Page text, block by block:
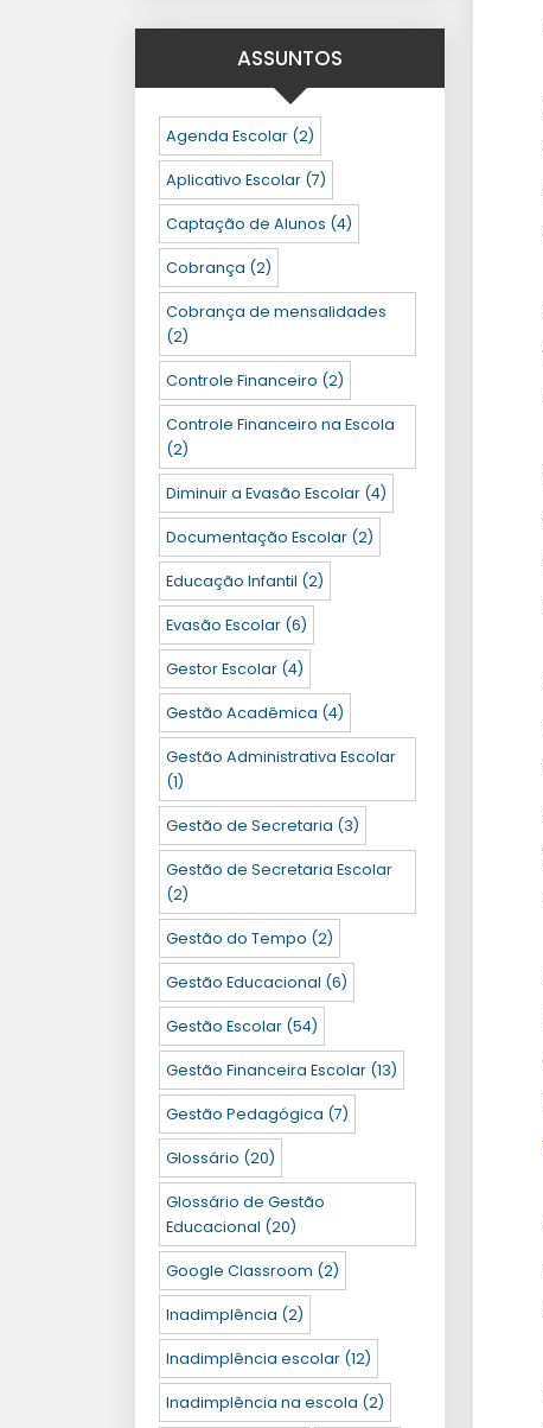
ASSUNTOS
Agenda Escolar (2)
Aplicativo Escolar (7)
Captação de Alunos (4)
Cobrança (2)
Cobrança de mensalidades
(2)
Controle Financeiro (2)
Controle Financeiro na Escola
(2)
Diminuir a Evasão Escolar (4)
Documentação Escolar (2)
Educação Infantil (2)
Evasão Escolar (6)
Gestor Escolar (4)
Gestão Acadêmica (4)
Gestão Administrativa Escolar
(1)
Gestão de Secretaria (3)
Gestão de Secretaria Escolar
(2)
Gestão do Tempo (2)
Gestão Educacional (6)
Gestão Escolar (54)
Gestão Financeira Escolar (13)
Gestão Pedagógica (7)
Glossário (20)
Glossário de Gestão
Educacional (20)
Google Classroom (2)
Inadimplência (2)
Inadimplência escolar (12)
Inadimplência na escola (2)